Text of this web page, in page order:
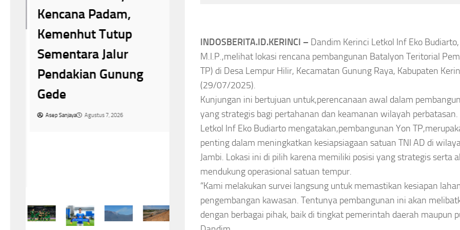
INDOSBERITA.ID.KERINCI – Dandim Kerinci Letkol Inf Eko Budiarto,
M.I.P.,melihat lokasi rencana pembangunan Batalyon Teritorial
TP) di Desa Lempur Hilir, Kecamatan Gunung Raya, Kabupaten
(29/07/2025).
Kunjungan ini bertujuan untuk,perencanaan awal dalam
yang strategis bagi pertahanan dan keamanan wilayah perbatasan.
Letkol Inf Eko Budiarto mengatakan,pembangunan Yon
penting dalam meningkatkan kesiapsiagaan satuan TNI AD di
Jambi. Lokasi ini di pilih karena memiliki posisi yang strategis serta
mendukung operasional satuan tempur.
“Kami melakukan survei langsung untuk memastikan kesiapan
pengembangan kawasan. Tentunya pembangunan ini akan
dengan berbagai pihak, baik di tingkat pemerintah daerah maupun
Kencana Padam,
Kemenhut Tutup
Sementara Jalur
Pendakian Gunung
Gede
Asep Sanjaya Agustus 7, 2026
Fasilitas Modern
Tanpa Bau
Asep Sanjaya Agustus 7, 2026
5 Tren Kebaya 2026
yang Bikin
Penampilan Makin
Anggun,Nomor 3 Jadi
Favorit
Asep Sanjaya Agustus 7, 2026